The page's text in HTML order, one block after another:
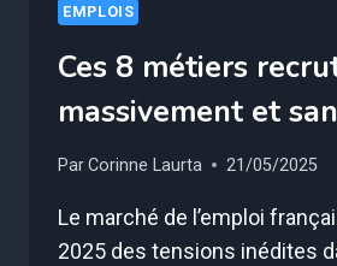
EMPLOIS
Ces 8 métiers
massivement et
ParCorinne Laurta 21/05/2025
Le marché de l’emploi
2025 des tensions inédites